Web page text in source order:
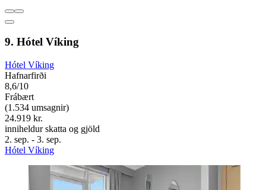
9. Hótel Víking
Hótel Víking
Hafnarfirði
8,6/10
Frábært
(1.534 umsagnir)
24.919 kr.
inniheldur skatta og gjöld
2. sep. - 3. sep.
Hótel Víking